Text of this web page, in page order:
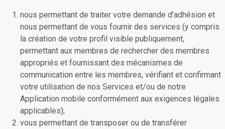
nous permettant de traiter votre demande d'adhésion et
nous permettant de vous fournir des services (y compris
la création de votre profil visible publiquement,
permettant aux membres de rechercher des membres
appropriés et fournissant des mécanismes de
communication entre les membres, vérifiant et confirmant
votre utilisation de nos Services et/ou de notre
Application mobile conformément aux exigences légales
applicables);
vous permettant de transposer ou de transférer